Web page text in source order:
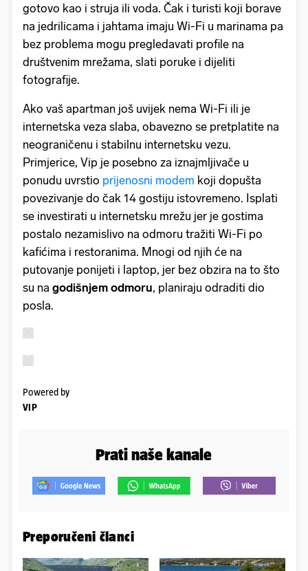
gotovo kao i struja ili voda. Čak i turisti koji borave
na jedrilicama i jahtama imaju Wi-Fi u marinama pa
bez problema mogu pregledavati profile na
društvenim mrežama, slati poruke i dijeliti
fotografije.
Ako vaš apartman još uvijek nema Wi-Fi ili je
internetska veza slaba, obavezno se pretplatite na
neograničenu i stabilnu internetsku vezu.
Primjerice, Vip je posebno za iznajmljivače u
ponudu uvrstio prijenosni modem koji dopušta
povezivanje do čak 14 gostiju istovremeno. Isplati
se investirati u internetsku mrežu jer je gostima
postalo nezamislivo na odmoru tražiti Wi-Fi po
kafićima i restoranima. Mnogi od njih će na
putovanje ponijeti i laptop, jer bez obzira na to što
su na godišnjem odmoru, planiraju odraditi dio
posla.
Powered by
VIP
Prati naše kanale
Preporučeni članci